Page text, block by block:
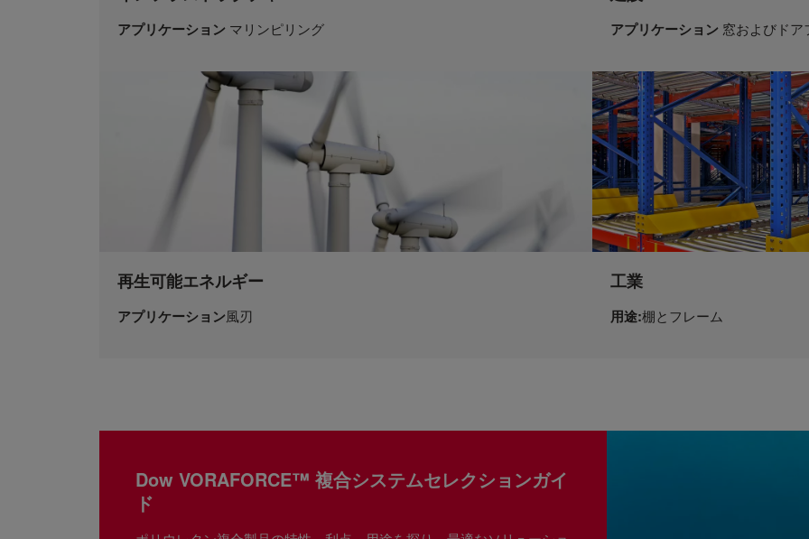
アプリケーション マリンピリング アプリケーション 窓およびドア
再生可能エネルギー
アプリケーション風刃
工業
用途:棚とフレーム
Dow VORAFORCE™ 複合システムセレクションガイ
ド